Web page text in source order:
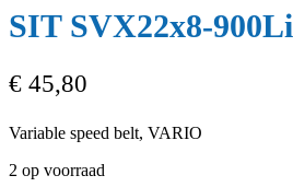
SIT SVX22x8-900Li
€ 45,80
Variable speed belt, VARIO
2 op voorraad